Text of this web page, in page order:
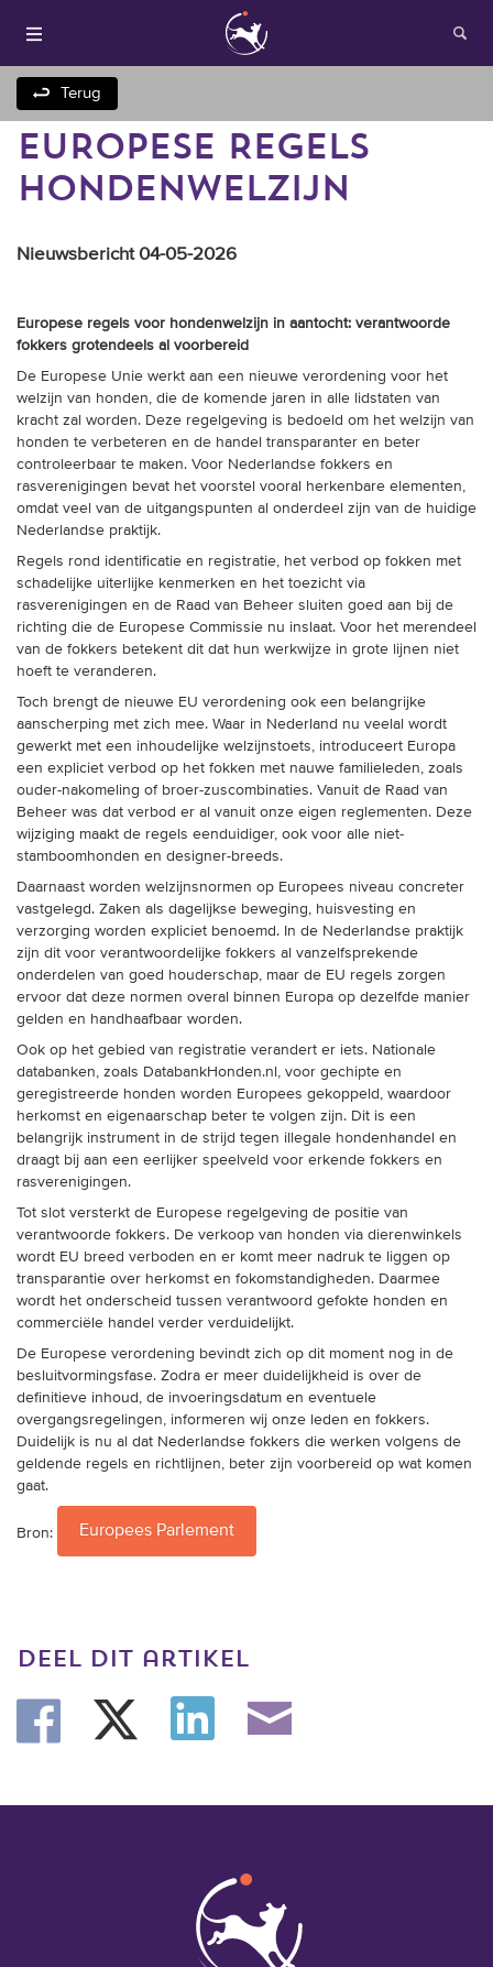
Fokken met je hond
Onze websites
Opleidingen en
trainingen
Zoek een vereniging
Activiteiten agenda
Inlog Mijn RvB account
Inlog leden / officials
Over ons
Contact & support
Veelgestelde vragen
Vacatures
Terug
EUROPESE REGELS
HONDENWELZIJN
Nieuwsbericht 04-05-2026
Europese regels voor hondenwelzijn in aantocht: verantwoorde
fokkers grotendeels al voorbereid
De Europese Unie werkt aan een nieuwe verordening voor het
welzijn van honden, die de komende jaren in alle lidstaten van
kracht zal worden. Deze regelgeving is bedoeld om het welzijn van
honden te verbeteren en de handel transparanter en beter
controleerbaar te maken. Voor Nederlandse fokkers en
rasverenigingen bevat het voorstel vooral herkenbare elementen,
omdat veel van de uitgangspunten al onderdeel zijn van de huidige
Nederlandse praktijk.
Regels rond identificatie en registratie, het verbod op fokken met
schadelijke uiterlijke kenmerken en het toezicht via
rasverenigingen en de Raad van Beheer sluiten goed aan bij de
richting die de Europese Commissie nu inslaat. Voor het merendeel
van de fokkers betekent dit dat hun werkwijze in grote lijnen niet
hoeft te veranderen.
Toch brengt de nieuwe EU verordening ook een belangrijke
aanscherping met zich mee. Waar in Nederland nu veelal wordt
gewerkt met een inhoudelijke welzijnstoets, introduceert Europa
een expliciet verbod op het fokken met nauwe familieleden, zoals
ouder-nakomeling of broer-zuscombinaties. Vanuit de Raad van
Beheer was dat verbod er al vanuit onze eigen reglementen. Deze
wijziging maakt de regels eenduidiger, ook voor alle niet-
stamboomhonden en designer-breeds.
Daarnaast worden welzijnsnormen op Europees niveau concreter
vastgelegd. Zaken als dagelijkse beweging, huisvesting en
verzorging worden expliciet benoemd. In de Nederlandse praktijk
zijn dit voor verantwoordelijke fokkers al vanzelfsprekende
onderdelen van goed houderschap, maar de EU regels zorgen
ervoor dat deze normen overal binnen Europa op dezelfde manier
gelden en handhaafbaar worden.
Ook op het gebied van registratie verandert er iets. Nationale
databanken, zoals DatabankHonden.nl, voor gechipte en
geregistreerde honden worden Europees gekoppeld, waardoor
herkomst en eigenaarschap beter te volgen zijn. Dit is een
belangrijk instrument in de strijd tegen illegale hondenhandel en
draagt bij aan een eerlijker speelveld voor erkende fokkers en
rasverenigingen.
Tot slot versterkt de Europese regelgeving de positie van
verantwoorde fokkers. De verkoop van honden via dierenwinkels
wordt EU breed verboden en er komt meer nadruk te liggen op
transparantie over herkomst en fokomstandigheden. Daarmee
wordt het onderscheid tussen verantwoord gefokte honden en
commerciële handel verder verduidelijkt.
De Europese verordening bevindt zich op dit moment nog in de
besluitvormingsfase. Zodra er meer duidelijkheid is over de
definitieve inhoud, de invoeringsdatum en eventuele
overgangsregelingen, informeren wij onze leden en fokkers.
Duidelijk is nu al dat Nederlandse fokkers die werken volgens de
geldende regels en richtlijnen, beter zijn voorbereid op wat komen
gaat.
Bron: Europees Parlement
deel dit artikel